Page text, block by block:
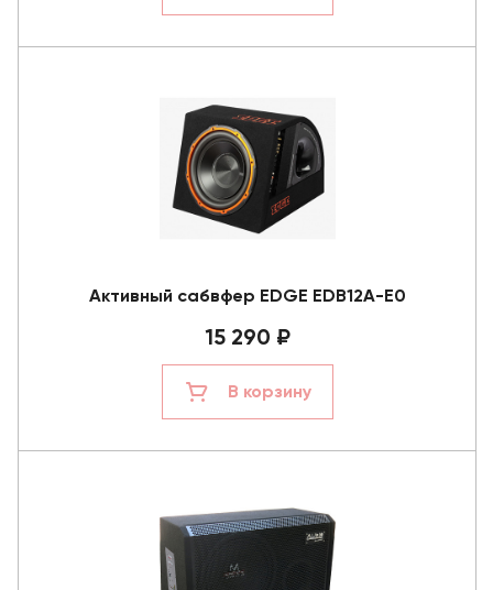
Активный сабвфер EDGE EDB12A-E0
15 290 ₽
В корзину